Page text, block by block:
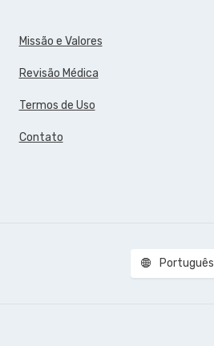
Missão e Valores
Revisão Médica
Termos de Uso
Contato
Português